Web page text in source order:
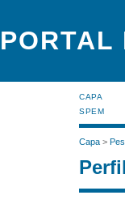
PORTAL
CAPA
SPEM
Capa >